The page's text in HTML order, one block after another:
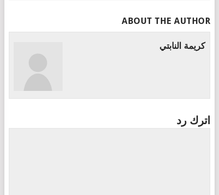
ABOUT THE AUTHOR
كريمة النابتي
اترك رد